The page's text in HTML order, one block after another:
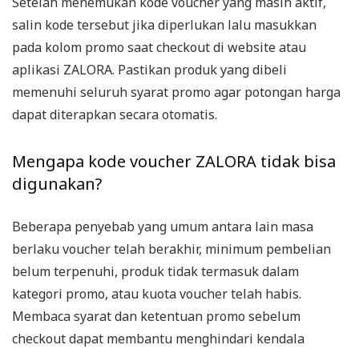
salin kode tersebut jika diperlukan lalu masukkan
pada kolom promo saat checkout di website atau
aplikasi ZALORA. Pastikan produk yang dibeli
memenuhi seluruh syarat promo agar potongan harga
dapat diterapkan secara otomatis.
Mengapa kode voucher ZALORA tidak bisa
digunakan?
Beberapa penyebab yang umum antara lain masa
berlaku voucher telah berakhir, minimum pembelian
belum terpenuhi, produk tidak termasuk dalam
kategori promo, atau kuota voucher telah habis.
Membaca syarat dan ketentuan promo sebelum
checkout dapat membantu menghindari kendala